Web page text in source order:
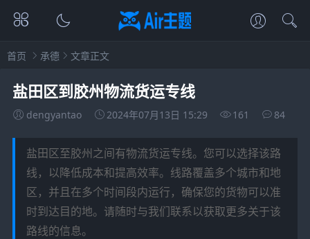
首页 承德 文章正文
盐田区到胶州物流货运专线
dengyantao 2024年07月13日 15:29 161 84
盐田区至胶州之间有物流货运专线。您可以选择该路
线，以降低成本和提高效率。线路覆盖多个城市和地
区，并且在多个时间段内运行，确保您的货物可以准
时到达目的地。请随时与我们联系以获取更多关于该
路线的信息。